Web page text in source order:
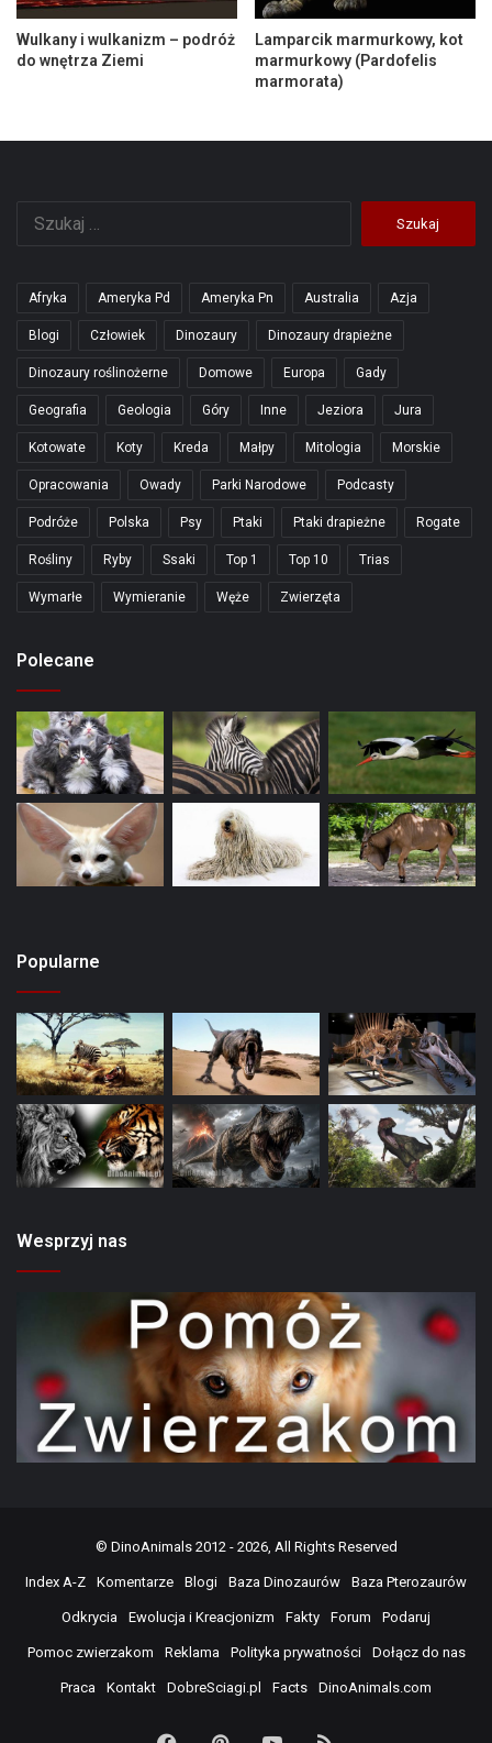
Wulkany i wulkanizm – podróż
do wnętrza Ziemi
Lamparcik marmurkowy, kot
marmurkowy (Pardofelis
marmorata)
Afryka Ameryka Pd Ameryka Pn Australia Azja
Blogi Człowiek Dinozaury Dinozaury drapieżne
Dinozaury roślinożerne Domowe Europa Gady
Geografia Geologia Góry Inne Jeziora Jura
Kotowate Koty Kreda Małpy Mitologia Morskie
Opracowania Owady Parki Narodowe Podcasty
Podróże Polska Psy Ptaki Ptaki drapieżne Rogate
Rośliny Ryby Ssaki Top 1 Top 10 Trias
Wymarłe Wymieranie Węże Zwierzęta
Polecane
Popularne
Wesprzyj nas
© DinoAnimals2012 - 2026, All Rights Reserved
Index A-Z Komentarze Blogi Baza Dinozaurów Baza Pterozaurów
Odkrycia Ewolucja i Kreacjonizm Fakty Forum Podaruj
Pomoc zwierzakom Reklama Polityka prywatności Dołącz do nas
Praca Kontakt DobreSciagi.pl Facts DinoAnimals.com